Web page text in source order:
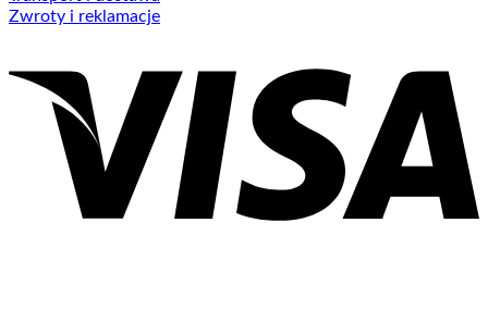
Zwroty i reklamacje